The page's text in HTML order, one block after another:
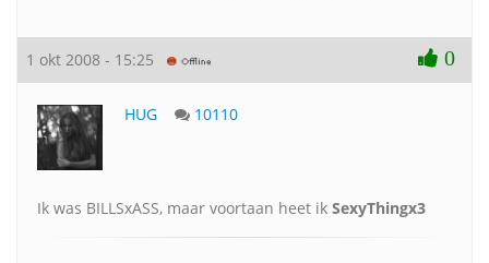
1 okt 2008 - 15:25 0
HUG 10110
Ik was BILLSxASS, maar voortaan heet ik SexyThingx3